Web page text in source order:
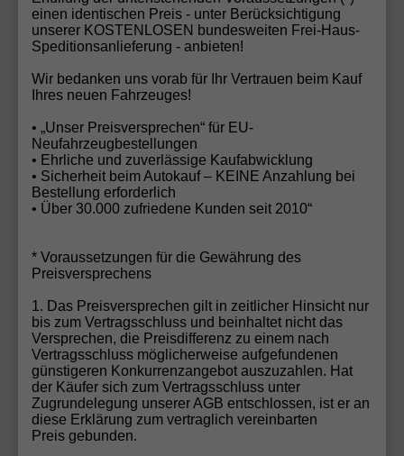
entscheidende Erfolgsfaktoren im Automobilhandel
sind. In einer Branche, die oft vom Preisdruck
GmbH auf langfristige Kundenbeziehungen, ehrliche
Beratung und nachvollziehbare Angebote – und wird
dafür nun mit dem Deutschen Fairness-Preis 2025
belohnt.
Haben Sie Ihr Traumfahrzeug noch nicht entdeckt?
Konfiguratorkönnen Sie Ihr Wunschauto in
wenigen Schritten individuell zusammenstellen –
genau nach Ihren Vorstellungen. Alternativ senden
Sie uns IhreFahrzeuganfrage, und unser
erfahrenes Team findet das perfekte Fahrzeug für
Sie. Egal ob spezifische Ausstattung, Farbe oder
Modell – wir machen Ihren Autotraum wahr!
einen identischen Preis - unter Berücksichtigung
unserer KOSTENLOSEN bundesweiten Frei-Haus-
Speditionsanlieferung - anbieten!
Wir bedanken uns vorab für Ihr Vertrauen beim Kauf
Ihres neuen Fahrzeuges!
• „Unser Preisversprechen“ für EU-
Neufahrzeugbestellungen
• Ehrliche und zuverlässige Kaufabwicklung
• Sicherheit beim Autokauf – KEINE Anzahlung bei
Bestellung erforderlich
• Über 30.000 zufriedene Kunden seit 2010“
* Voraussetzungen für die Gewährung des
Preisversprechens
1. Das Preisversprechen gilt in zeitlicher Hinsicht nur
bis zum Vertragsschluss und beinhaltet nicht das
Versprechen, die Preisdifferenz zu einem nach
Vertragsschluss möglicherweise aufgefundenen
günstigeren Konkurrenzangebot auszuzahlen. Hat
der Käufer sich zum Vertragsschluss unter
Zugrundelegung unserer AGB entschlossen, ist er an
diese Erklärung zum vertraglich vereinbarten
Preis gebunden.